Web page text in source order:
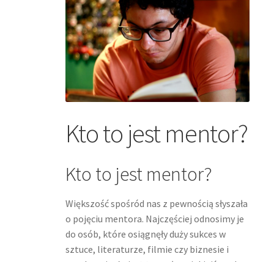
Kto to jest mentor?
Kto to jest mentor?
Większość spośród nas z pewnością słyszała
o pojęciu mentora. Najczęściej odnosimy je
do osób, które osiągnęły duży sukces w
sztuce, literaturze, filmie czy biznesie i